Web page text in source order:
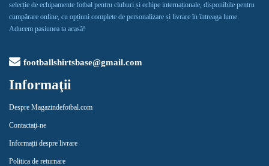
selecție de echipamente fotbal pentru cluburi și echipe internaționale, disponibile pentru
cumpărare online, cu opțiuni complete de personalizare și livrare în întreaga lume.
Aducem pasiunea ta acasă!
footballshirtsbase@gmail.com
Informaţii
Despre Magazindefotbal.com
Contactaţi-ne
Informații despre livrare
Politica de returnare